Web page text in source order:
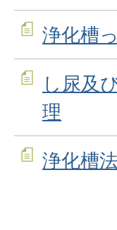
浄化槽
し尿及
理
浄化槽